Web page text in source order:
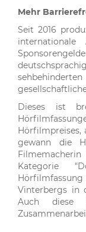
Mehr
Seit 2016
Dieses ist
Hörfilmpreises,
gewann die
Kategorie
Vinterbergs in
Auch diese